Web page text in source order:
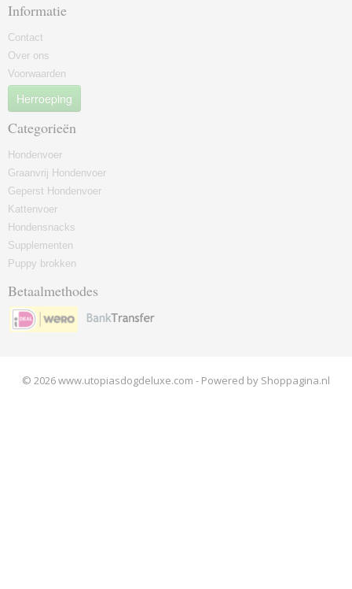
Informatie
Contact
Over ons
Voorwaarden
Herroeping
Categorieën
Hondenvoer
Graanvrij Hondenvoer
Geperst Hondenvoer
Kattenvoer
Hondensnacks
Supplementen
Puppy brokken
Betaalmethodes
© 2026 www.utopiasdogdeluxe.com - Powered by Shoppagina.nl